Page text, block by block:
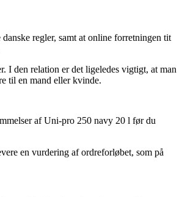
regler, samt at online forretningen tit
I den relation er det ligeledes vigtigt, at man
til en mand eller kvinde.
af Uni-pro 250 navy 20 l før du
en vurdering af ordreforløbet, som på